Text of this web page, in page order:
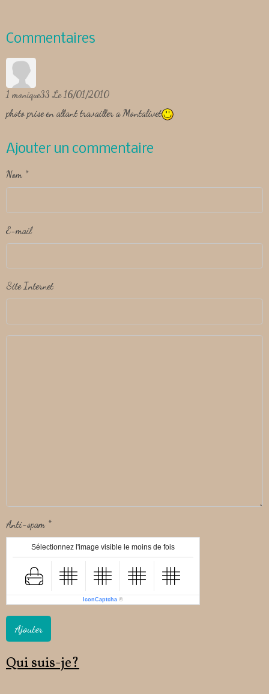
Commentaires
1 monique33Le 16/01/2010
photo prise en allant travailler a Montalivet
Ajouter un commentaire
Nom
E-mail
Site Internet
Anti-spam
Sélectionnez l'image visible le moins de fois
IconCaptcha ©
Ajouter
Qui suis-je?